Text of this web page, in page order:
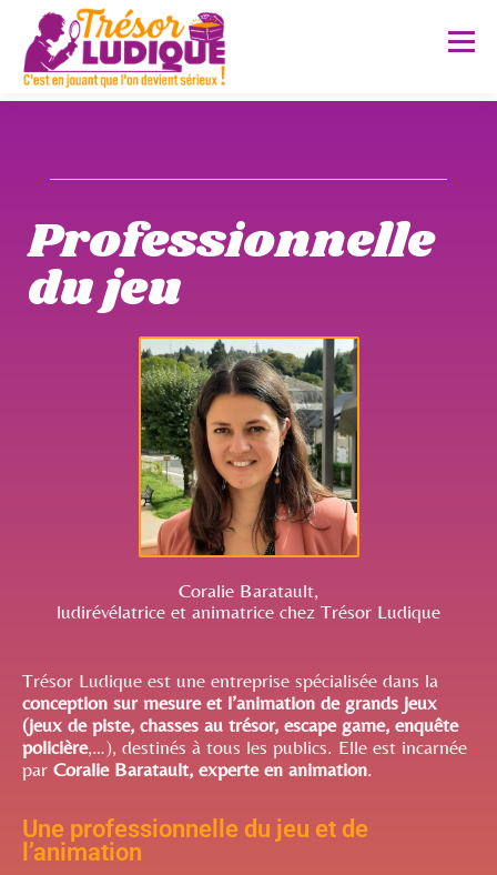
Menu
SERVICES SUR MESURE POUR QUI ? FAQ
RÉALISATIONS CONTACT
Professionnelle
du jeu
Coralie Baratault,
ludirévélatrice et animatrice chez Trésor Ludique
Trésor Ludique est une entreprise spécialisée dans la
conception sur mesure et l’animation de grands jeux
(jeux de piste, chasses au trésor, escape game, enquête
policière,…), destinés à tous les publics. Elle est incarnée
par Coralie Baratault, experte en animation.
Une professionnelle du jeu et de
l’animation